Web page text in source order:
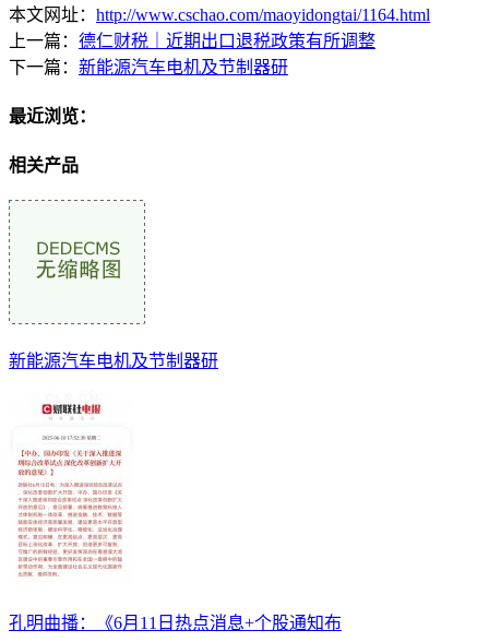
本文网址： http://www.cschao.com/maoyidongtai/1164.html
上一篇： 德仁财税｜近期出口退税政策有所调整
下一篇： 新能源汽车电机及节制器研
最近浏览：
相关产品
新能源汽车电机及节制器研
孔明曲播：《6月11日热点消息+个股通知布